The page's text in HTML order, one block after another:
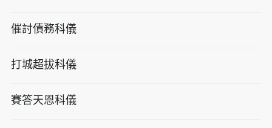
催討債務科儀
打城超拔科儀
賽答天恩科儀